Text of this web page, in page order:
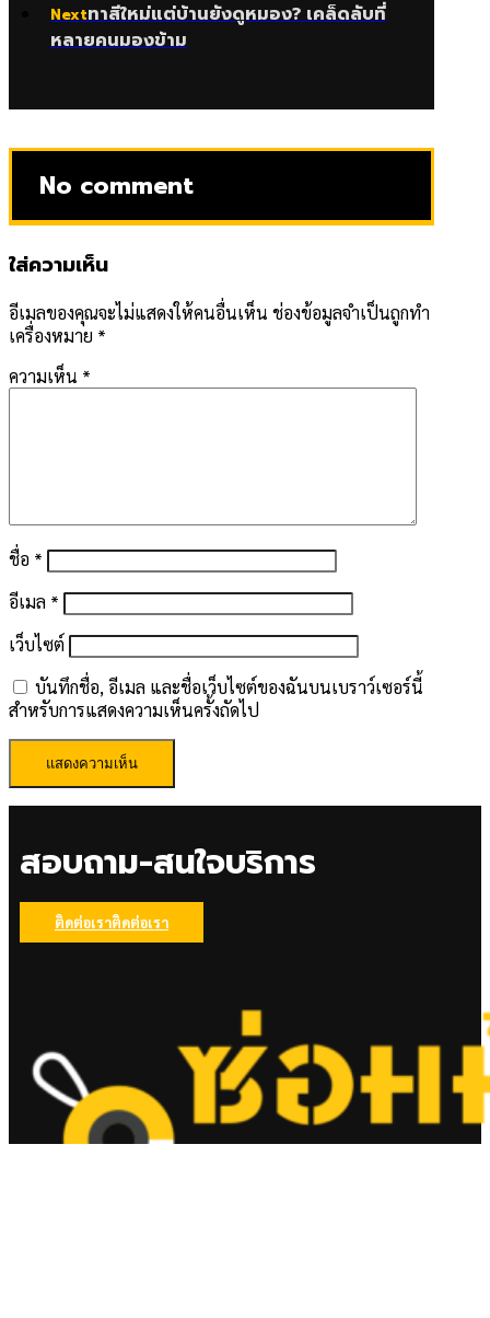
Nextทาสีใหม่แต่บ้านยังดูหมอง? เคล็ดลับที่
หลายคนมองข้าม
No comment
ใส่ความเห็น
อีเมลของคุณจะไม่แสดงให้คนอื่นเห็น ช่องข้อมูลจำเป็นถูกทำ
เครื่องหมาย *
ความเห็น *
ชื่อ *
อีเมล *
เว็บไซต์
บันทึกชื่อ, อีเมล และชื่อเว็บไซต์ของฉันบนเบราว์เซอร์นี้
สำหรับการแสดงความเห็นครั้งถัดไป
สอบถาม-สนใจบริการ
ติดต่อเราติดต่อเรา